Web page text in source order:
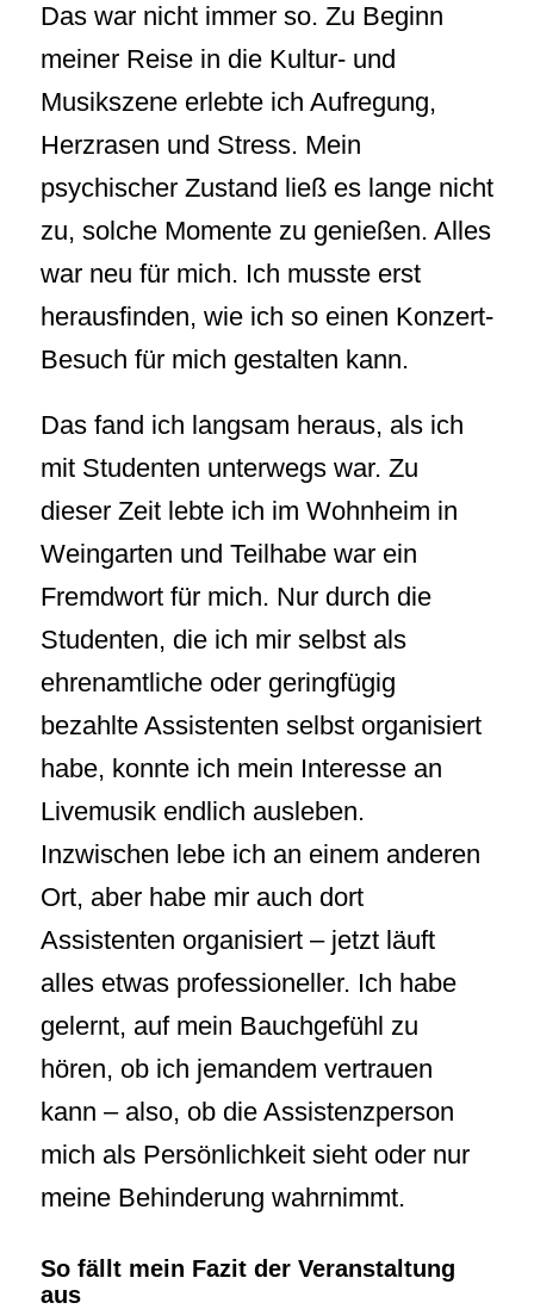
Das war nicht immer so. Zu Beginn
meiner Reise in die Kultur- und
Musikszene erlebte ich Aufregung,
Herzrasen und Stress. Mein
psychischer Zustand ließ es lange nicht
zu, solche Momente zu genießen. Alles
war neu für mich. Ich musste erst
herausfinden, wie ich so einen Konzert-
Besuch für mich gestalten kann.
Das fand ich langsam heraus, als ich
mit Studenten unterwegs war. Zu
dieser Zeit lebte ich im Wohnheim in
Weingarten und Teilhabe war ein
Fremdwort für mich. Nur durch die
Studenten, die ich mir selbst als
ehrenamtliche oder geringfügig
bezahlte Assistenten selbst organisiert
habe, konnte ich mein Interesse an
Livemusik endlich ausleben.
Inzwischen lebe ich an einem anderen
Ort, aber habe mir auch dort
Assistenten organisiert – jetzt läuft
alles etwas professioneller. Ich habe
gelernt, auf mein Bauchgefühl zu
hören, ob ich jemandem vertrauen
kann – also, ob die Assistenzperson
mich als Persönlichkeit sieht oder nur
meine Behinderung wahrnimmt.
So fällt mein Fazit der Veranstaltung
aus